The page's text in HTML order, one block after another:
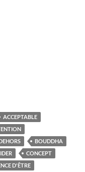
ACCEPTABLE
BOUDDHA
CONCEPT
D'ÊTRE